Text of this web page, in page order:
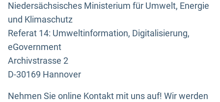
Niedersächsisches Ministerium für Umwelt, Energie
und Klimaschutz
Referat 14: Umweltinformation, Digitalisierung,
eGovernment
Archivstrasse 2
D-30169 Hannover
Nehmen Sie online Kontakt mit uns auf! Wir werden